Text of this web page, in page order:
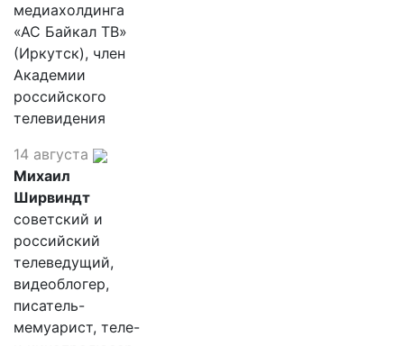
медиахолдинга
«АС Байкал ТВ»
(Иркутск), член
Академии
российского
телевидения
14 августа
Михаил
Ширвиндт
советский и
российский
телеведущий,
видеоблогер,
писатель-
мемуарист, теле-